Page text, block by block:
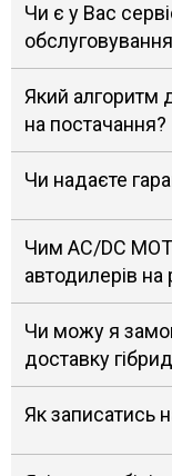
Чи є у Вас
Який алгоритм
на постачання?
Чи надаєте
Чим AC/DC
автодилерів на
Чи можу я
доставку
Як записатись